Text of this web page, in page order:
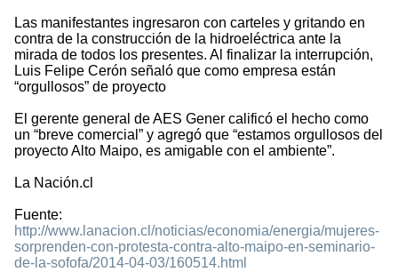
Las manifestantes ingresaron con carteles y gritando en
contra de la construcción de la hidroeléctrica ante la
mirada de todos los presentes. Al finalizar la interrupción,
Luis Felipe Cerón señaló que como empresa están
“orgullosos” de proyecto
El gerente general de AES Gener calificó el hecho como
un “breve comercial” y agregó que “estamos orgullosos del
proyecto Alto Maipo, es amigable con el ambiente”.
La Nación.cl
Fuente:
http://www.lanacion.cl/noticias/economia/energia/mujeres-
sorprenden-con-protesta-contra-alto-maipo-en-seminario-
de-la-sofofa/2014-04-03/160514.html